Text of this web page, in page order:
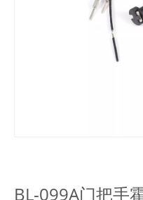
BL-099A门把手